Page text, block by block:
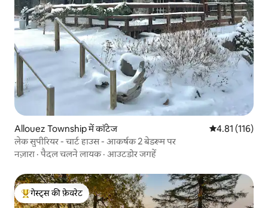
Allouez Township में कॉटेज औसत रेटिंग 5 में से
4.81 (116)
लेक सुपीरियर - चार्ट हाउस - आकर्षक 2 बेडरूम पर
नज़ारा ·पैदल चलने लायक· आउटडोर जगहें
गेस्ट्स का टॉप फ़ेवरेट
गेस्ट्स की फ़ेवरेट